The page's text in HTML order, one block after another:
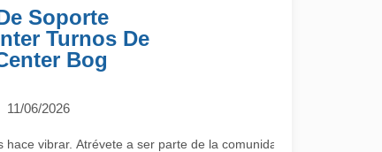
Soporte
Turnos De
Bog
11/06/2026
hace vibrar. Atrévete a ser parte de la comunidad más cool; lo